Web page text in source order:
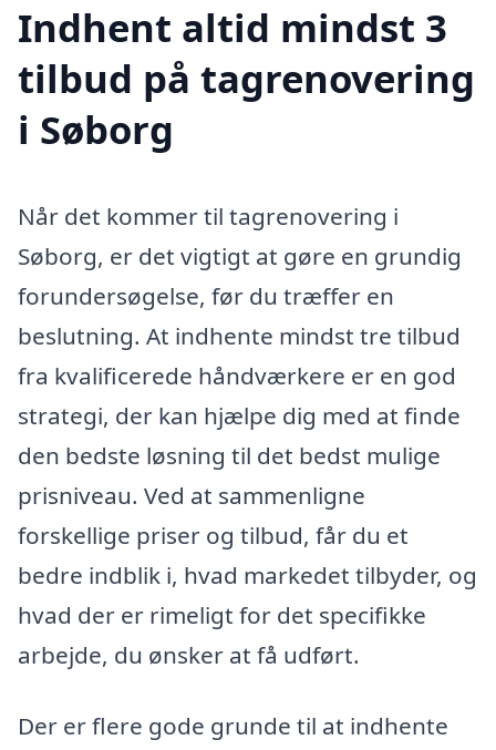
Indhent altid mindst 3
tilbud på tagrenovering
i Søborg
Når det kommer til tagrenovering i
Søborg, er det vigtigt at gøre en grundig
forundersøgelse, før du træffer en
beslutning. At indhente mindst tre tilbud
fra kvalificerede håndværkere er en god
strategi, der kan hjælpe dig med at finde
den bedste løsning til det bedst mulige
prisniveau. Ved at sammenligne
forskellige priser og tilbud, får du et
bedre indblik i, hvad markedet tilbyder, og
hvad der er rimeligt for det specifikke
arbejde, du ønsker at få udført.
Der er flere gode grunde til at indhente